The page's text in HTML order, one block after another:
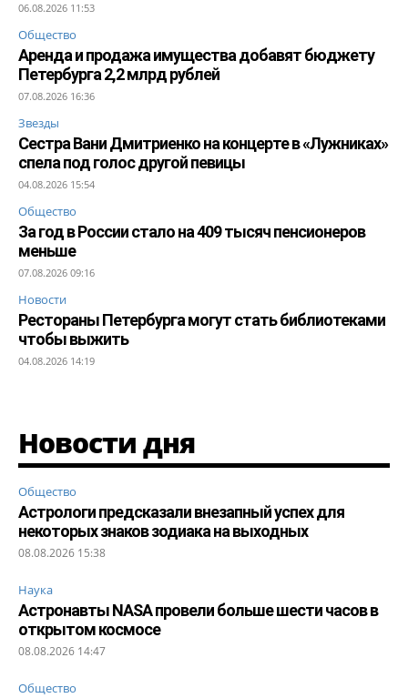
06.08.2026 11:53
Общество
Аренда и продажа имущества добавят бюджету
Петербурга 2,2 млрд рублей
07.08.2026 16:36
Звезды
Сестра Вани Дмитриенко на концерте в «Лужниках»
спела под голос другой певицы
04.08.2026 15:54
Общество
За год в России стало на 409 тысяч пенсионеров
меньше
07.08.2026 09:16
Новости
Рестораны Петербурга могут стать библиотеками
чтобы выжить
04.08.2026 14:19
Новости дня
Общество
Астрологи предсказали внезапный успех для
некоторых знаков зодиака на выходных
08.08.2026 15:38
Наука
Астронавты NASA провели больше шести часов в
открытом космосе
08.08.2026 14:47
Общество